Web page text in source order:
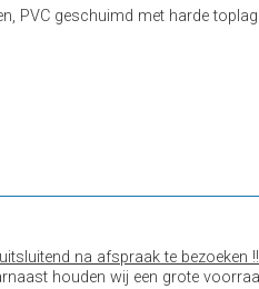
PVC geschuimd met harde
na afspraak te bezoeken !!
houden wij een grote